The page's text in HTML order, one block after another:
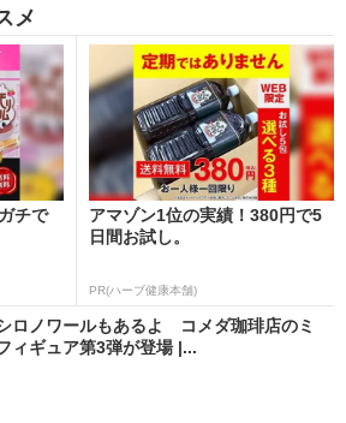
メ
チで
アマゾン1位の実績！380円で5
日間お試し。
PR(ハーブ健康本舗)
ロノワールもあるよ コメダ珈琲店のミ
ィギュア第3弾が登場 |...